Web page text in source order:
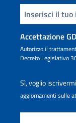
Inserisci la tua email
Accettazione
Autorizzo il
Decreto Legislativo
Sì, voglio
aggiornamenti sulle